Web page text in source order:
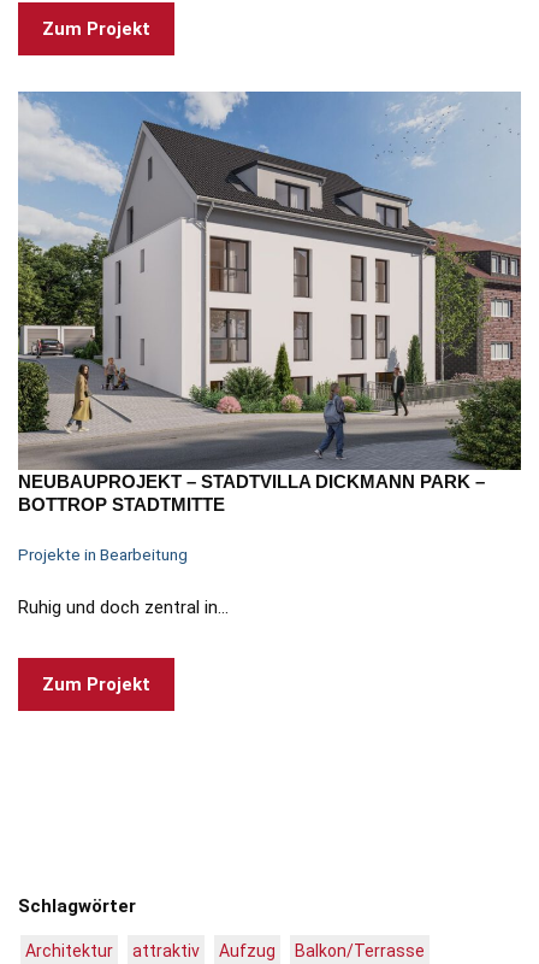
Zum Projekt
NEUBAUPROJEKT – STADTVILLA DICKMANN PARK –
BOTTROP STADTMITTE
Projekte in Bearbeitung
Ruhig und doch zentral in…
Zum Projekt
Schlagwörter
Architektur attraktiv Aufzug
Balkon/Terrasse